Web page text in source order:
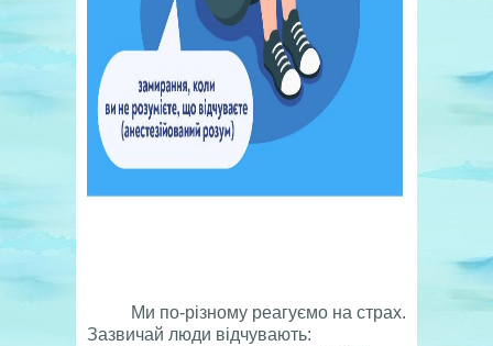
Ми по-різному реагуємо на страх.
Зазвичай люди відчувають: